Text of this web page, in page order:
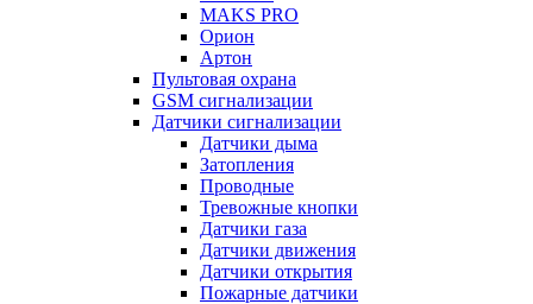
MAKS PRO
Орион
Артон
Пультовая охрана
GSM сигнализации
Датчики сигнализации
Датчики дыма
Затопления
Проводные
Тревожные кнопки
Датчики газа
Датчики движения
Датчики открытия
Пожарные датчики